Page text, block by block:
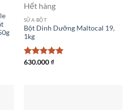
Hết hàng
SỮA BỘT
Bột Dinh Dưỡng Maltocal 19,
1kg
Được xếp
630.000₫